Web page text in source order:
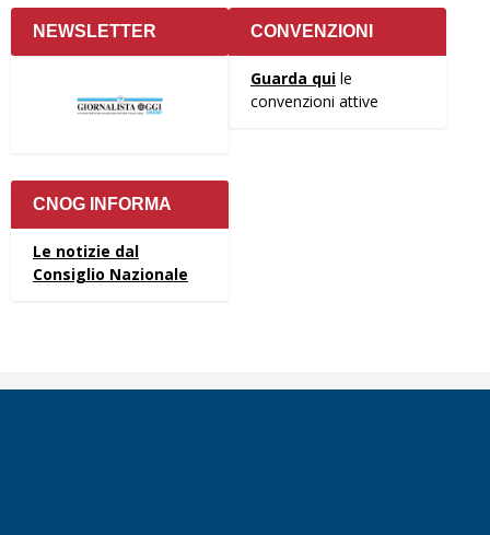
NEWSLETTER CONVENZIONI
Guarda qui le
convenzioni attive
CNOG INFORMA
Le notizie dal
Consiglio Nazionale